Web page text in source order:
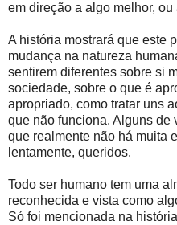
em direção a algo melhor, ou
A história mostrará que este
mudança na natureza
sentirem diferentes sobre si
sociedade, sobre o que é
apropriado, como tratar uns
que não funciona. Alguns de
que realmente não há muita
lentamente, queridos.
Todo ser humano tem uma
reconhecida e vista como
Só foi mencionada na